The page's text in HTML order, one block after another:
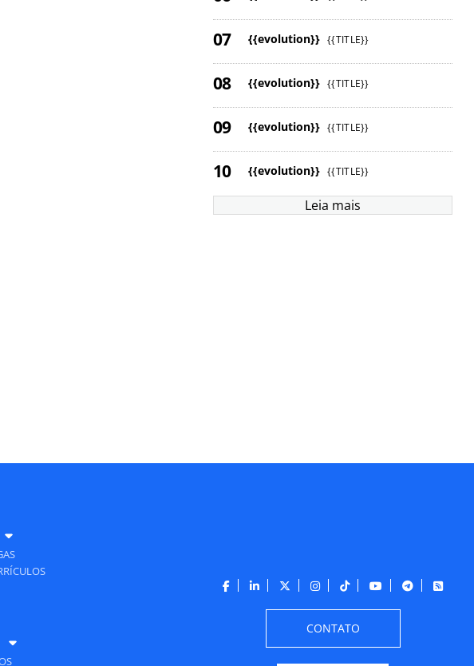
{{evolution}} {{TITLE}}
{{evolution}} {{TITLE}}
{{evolution}} {{TITLE}}
{{evolution}} {{TITLE}}
Leia mais
CONTATO